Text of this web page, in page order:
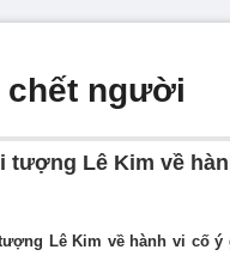
chết người
tượng Lê Kim về
Lê Kim về hành vi cố